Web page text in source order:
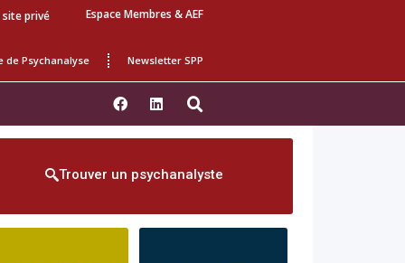
site privé Espace Membres & AEF
de Psychanalyse Newsletter SPP
Trouver un psychanalyste